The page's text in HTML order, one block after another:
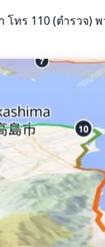
ทร 110 (ตำรวจ)